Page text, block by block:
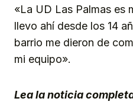
«La UD Las Palmas es
llevo ahí desde los 14
barrio me dieron de
mi equipo».
Lea la noticia